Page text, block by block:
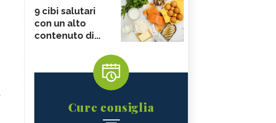
9 cibi salutari
con un alto
contenuto di...
Cure consiglia